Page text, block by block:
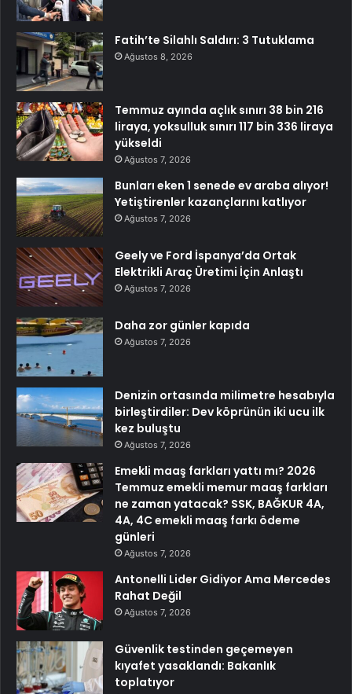
Fatih’te Silahlı Saldırı: 3 Tutuklama
Ağustos 8, 2026
Temmuz ayında açlık sınırı 38 bin 216
liraya, yoksulluk sınırı 117 bin 336 liraya
yükseldi
Ağustos 7, 2026
Bunları eken 1 senede ev araba alıyor!
Yetiştirenler kazançlarını katlıyor
Ağustos 7, 2026
Geely ve Ford İspanya’da Ortak
Elektrikli Araç Üretimi İçin Anlaştı
Ağustos 7, 2026
Daha zor günler kapıda
Ağustos 7, 2026
Denizin ortasında milimetre hesabıyla
birleştirdiler: Dev köprünün iki ucu ilk
kez buluştu
Ağustos 7, 2026
Emekli maaş farkları yattı mı? 2026
Temmuz emekli memur maaş farkları
ne zaman yatacak? SSK, BAĞKUR 4A,
4A, 4C emekli maaş farkı ödeme
günleri
Ağustos 7, 2026
Antonelli Lider Gidiyor Ama Mercedes
Rahat Değil
Ağustos 7, 2026
Güvenlik testinden geçemeyen
kıyafet yasaklandı: Bakanlık
toplatıyor